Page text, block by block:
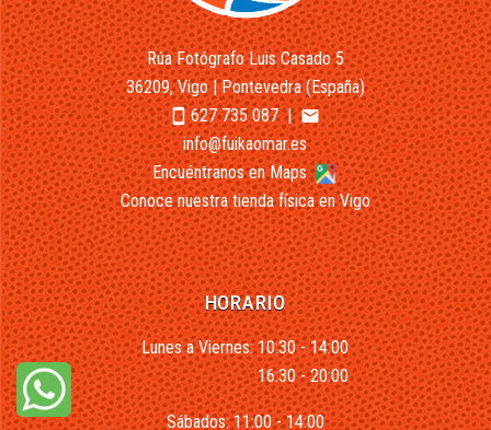
Rúa Fotógrafo Luis Casado 5
36209, Vigo | Pontevedra (España)
smartphone627 735 087|email
info@fuikaomar.es
Encuéntranos en Maps
Conoce nuestra tienda física en Vigo
HORARIO
Lunes a Viernes: 10:30 - 14:00
16:30 - 20:00
Sábados: 11:00 - 14:00